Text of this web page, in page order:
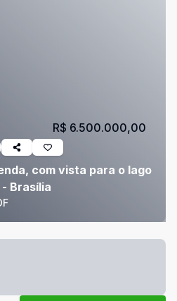
com vista para o lago
Brasília
R$ 6.500.000,00